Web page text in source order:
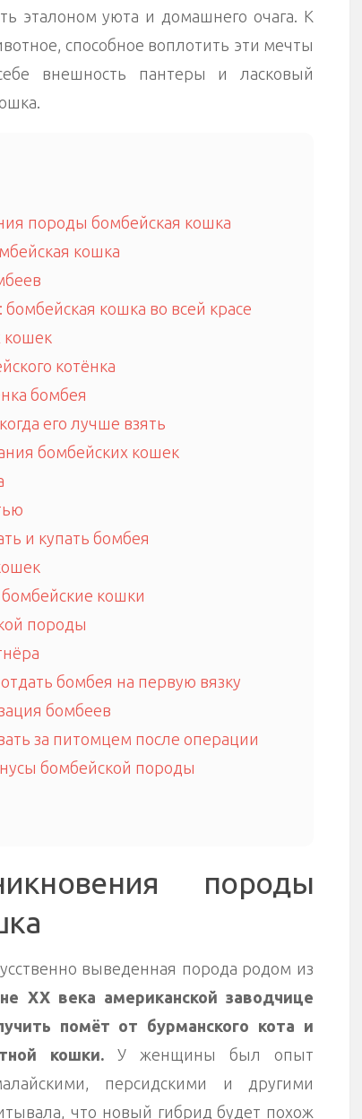
эталоном уюта и домашнего очага. К
способное воплотить эти мечты
внешность пантеры и ласковый
породы бомбейская кошка
кошка
кошка во всей красе
кошек
котёнка
бомбея
его лучше взять
бомбейских кошек
и купать бомбея
кошки
породы
бомбея на первую вязку
бомбеев
за питомцем после операции
бомбейской породы
породы
выведенная порода родом из
XX века американской заводчице
помёт от бурманского кота и
кошки. У женщины был опыт
персидскими и другими
что новый гибрид будет похож